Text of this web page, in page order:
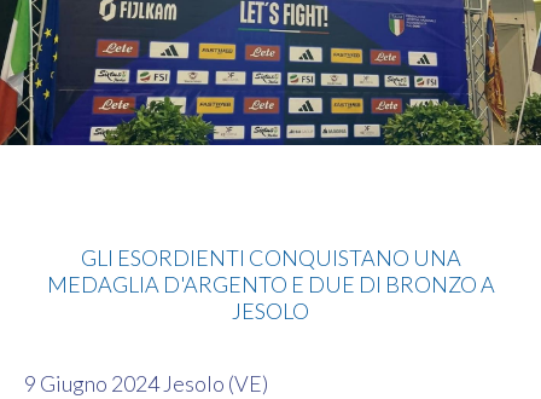
GLI ESORDIENTI CONQUISTANO UNA
MEDAGLIA D'ARGENTO E DUE DI BRONZO A
JESOLO
9 Giugno 2024 Jesolo (VE)